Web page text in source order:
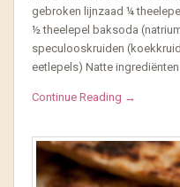
gebroken lijnzaad ¼
½ theelepel baksoda
speculooskruiden
eetlepels) Natte
Continue Reading →